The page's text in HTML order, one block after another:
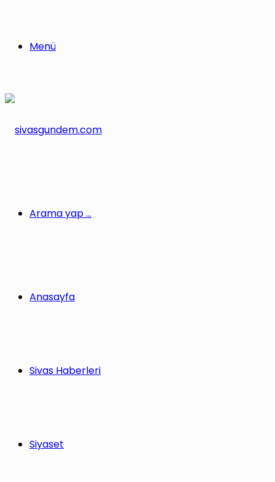
Menü
Arama yap ...
Anasayfa
Sivas Haberleri
Siyaset